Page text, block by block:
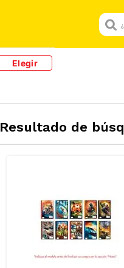
Elegir
Resultado de